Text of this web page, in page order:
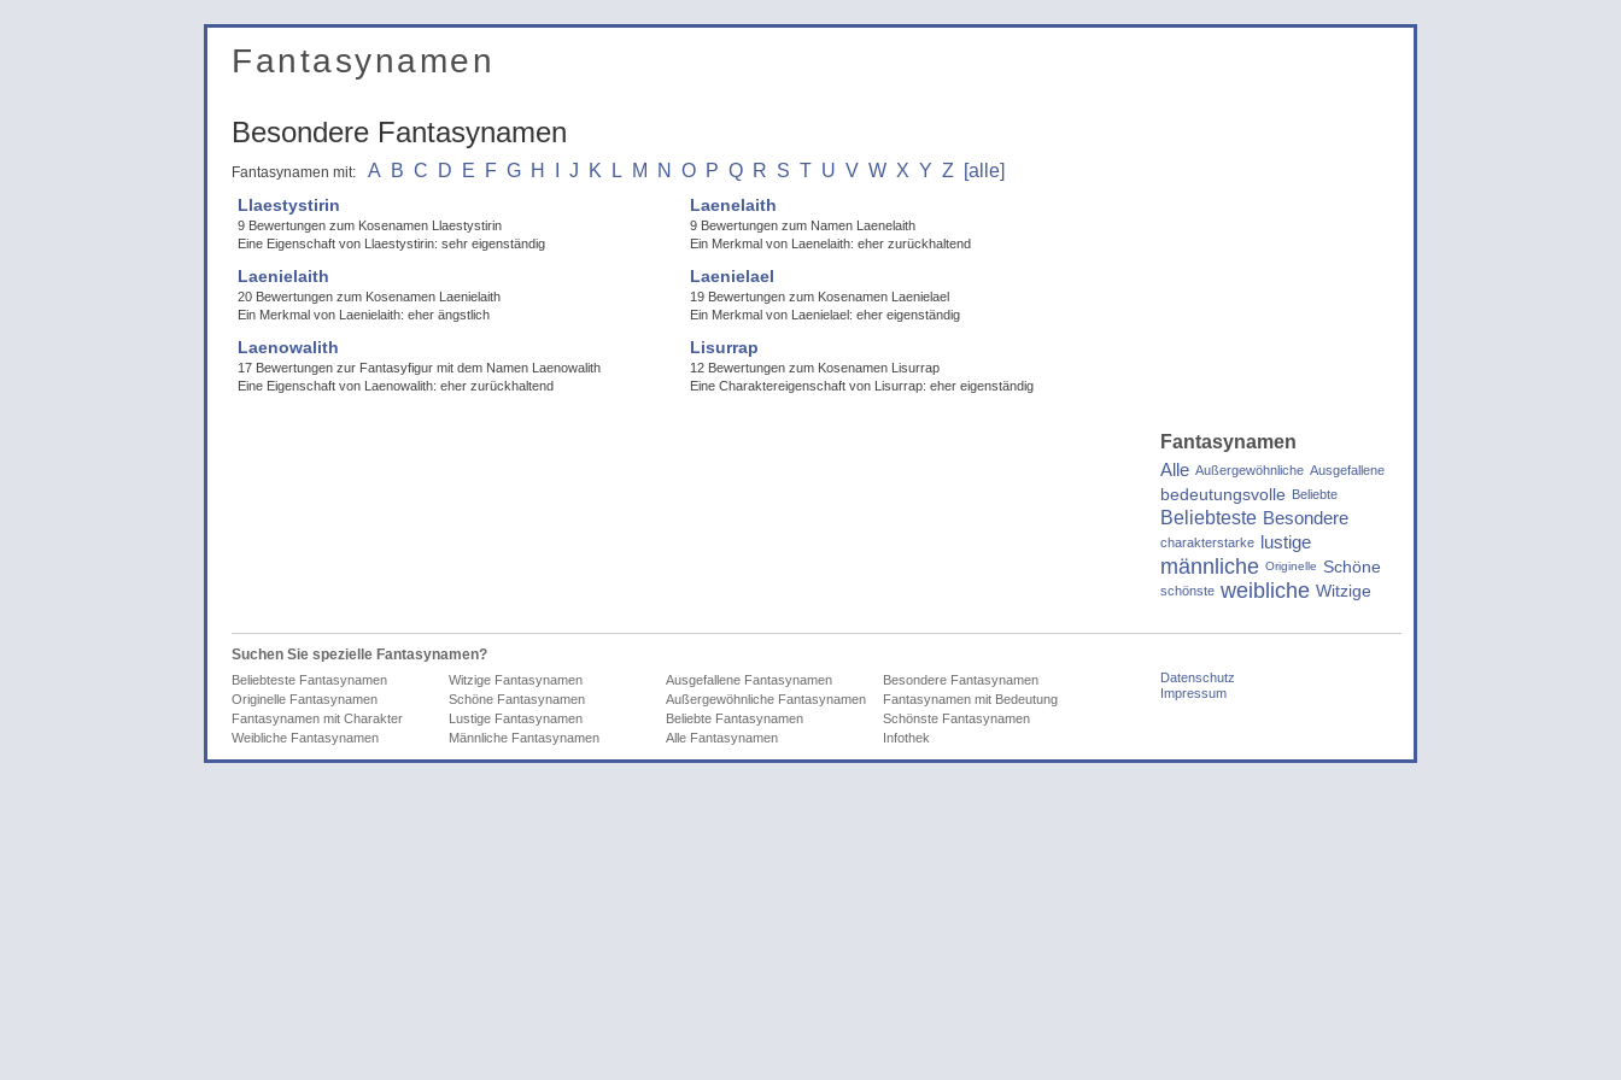
Fantasynamen
Besondere Fantasynamen
Fantasynamen mit: A B C D E F G H J K L M N O P Q R S T U V W X Y Z [alle]
Llaestystirin
9 Bewertungen zum Kosenamen Llaestystirin
Eine Eigenschaft von Llaestystirin: sehr eigenständig
Laenelaith
9 Bewertungen zum Namen Laenelaith
Ein Merkmal von Laenelaith: eher zurückhaltend
Laenielaith
20 Bewertungen zum Kosenamen Laenielaith
Ein Merkmal von Laenielaith: eher ängstlich
Laenielael
19 Bewertungen zum Kosenamen Laenielael
Ein Merkmal von Laenielael: eher eigenständig
Laenowalith
17 Bewertungen zur Fantasyfigur mit dem Namen Laenowalith
Eine Eigenschaft von Laenowalith: eher zurückhaltend
Lisurrap
12 Bewertungen zum Kosenamen Lisurrap
Eine Charaktereigenschaft von Lisurrap: eher eigenständig
Fantasynamen
Alle Außergewöhnliche Ausgefallene
bedeutungsvolle Beliebte
Beliebteste Besondere
charakterstarke lustige
männliche Originelle Schöne
schönste weibliche Witzige
Suchen Sie spezielle Fantasynamen?
Beliebteste Fantasynamen Witzige Fantasynamen Ausgefallene Fantasynamen
Besondere Fantasynamen
Originelle Fantasynamen
Schöne Fantasynamen Außergewöhnliche Fantasynamen
Fantasynamen mit Bedeutung
Fantasynamen mit Charakter
Lustige Fantasynamen Beliebte Fantasynamen
Schönste Fantasynamen
Weibliche Fantasynamen
Männliche Fantasynamen Alle Fantasynamen Infothek
Datenschutz
Impressum